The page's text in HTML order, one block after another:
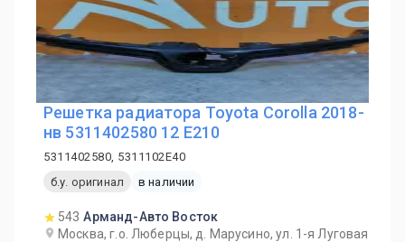
Решетка радиатора Toyota Corolla 2018-
нв 5311402580 12 E210
5311402580, 5311102E40
б.у. оригинал
в наличии
543 Арманд-Авто Восток
Москва, г.о. Люберцы, д. Марусино, ул. 1-я Луговая